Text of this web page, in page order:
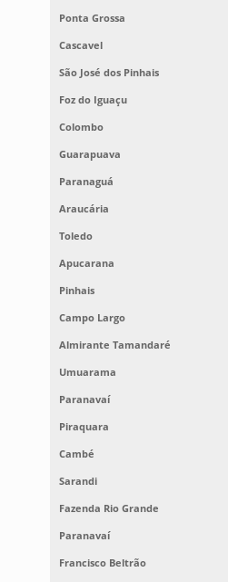
Ponta Grossa
Cascavel
São José dos Pinhais
Foz do Iguaçu
Colombo
Guarapuava
Paranaguá
Araucária
Toledo
Apucarana
Pinhais
Campo Largo
Almirante Tamandaré
Umuarama
Paranavaí
Piraquara
Cambé
Sarandi
Fazenda Rio Grande
Paranavaí
Francisco Beltrão